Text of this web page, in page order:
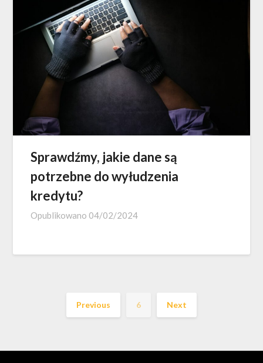
Sprawdźmy, jakie dane są
potrzebne do wyłudzenia
kredytu?
Opublikowano 04/02/2024
Previous 6 Next